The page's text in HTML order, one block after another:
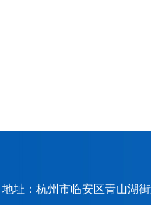
地址：杭州市临安区青山湖